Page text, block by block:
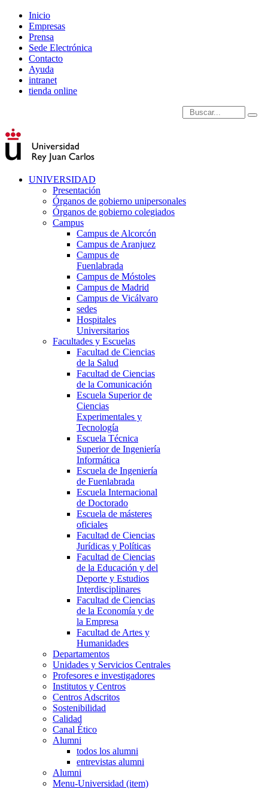
Inicio
Empresas
Prensa
Sede Electrónica
Contacto
Ayuda
intranet
tienda online
Introduce términos de
UNIVERSIDAD
Presentación
Órganos de gobierno unipersonales
Órganos de gobierno colegiados
Campus
Campus de Alcorcón
Campus de Aranjuez
Campus de
Fuenlabrada
Campus de Móstoles
Campus de Madrid
Campus de Vicálvaro
sedes
Hospitales
Universitarios
Facultades y Escuelas
Facultad de Ciencias
de la Salud
Facultad de Ciencias
de la Comunicación
Escuela Superior de
Ciencias
Experimentales y
Tecnología
Escuela Técnica
Superior de Ingeniería
Informática
Escuela de Ingeniería
de Fuenlabrada
Escuela Internacional
de Doctorado
Escuela de másteres
oficiales
Facultad de Ciencias
Jurídicas y Políticas
Facultad de Ciencias
de la Educación y del
Deporte y Estudios
Interdisciplinares
Facultad de Ciencias
de la Economía y de
la Empresa
Facultad de Artes y
Humanidades
Departamentos
Unidades y Servicios Centrales
Profesores e investigadores
Institutos y Centros
Centros Adscritos
Sostenibilidad
Calidad
Canal Ético
Alumni
todos los alumni
entrevistas alumni
Alumni
Menu-Universidad (item)